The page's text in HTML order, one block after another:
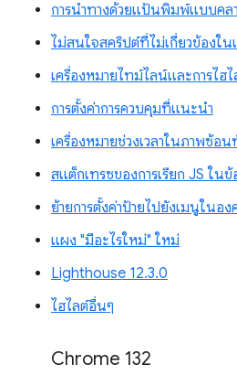
การนำทางด้วยแป้นพิมพ์แบบค
ไม่สนใจสคริปต์ที่ไม่เกี่ยวข้องใ
เครื่องหมายไทม์ไลน์และการไฮไ
การตั้งค่าการควบคุมที่แนะนำ
เครื่องหมายช่วงเวลาในภาพซ้อ
สแต็กเทรซของการเรียก JS ใน
ย้ายการตั้งค่าป้ายไปยังเมนูในอ
แผง "มีอะไรใหม่" ใหม่
Lighthouse 12.3.0
ไฮไลต์อื่นๆ
Chrome 132